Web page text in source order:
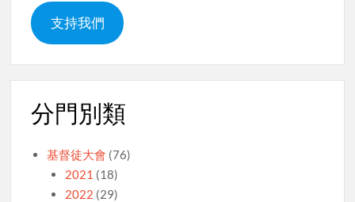
支持我們
分門別類
基督徒大會 (76)
2021 (18)
2022 (29)